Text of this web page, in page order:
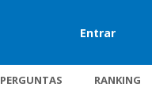
Entrar
PERGUNTAS RANKING